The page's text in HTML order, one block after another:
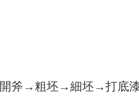
斧→粗坯→細坯→打底